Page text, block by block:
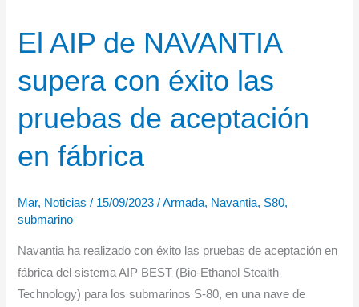
El AIP de NAVANTIA
supera con éxito las
pruebas de aceptación
en fábrica
Mar, Noticias / 15/09/2023/Armada, Navantia, S80,
submarino
Navantia ha realizado con éxito las pruebas de aceptación en
fábrica del sistema AIP BEST (Bio-Ethanol Stealth
Technology) para los submarinos S-80, en una nave de